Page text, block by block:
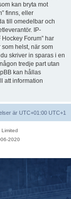
kan bryta mot
finns, eller
till omedelbar och
IP-
Forum” har
helst, när som
skriver in sparas i en
tredje part utan
kan hållas
att information
är UTC+01:00 UTC+1
2020